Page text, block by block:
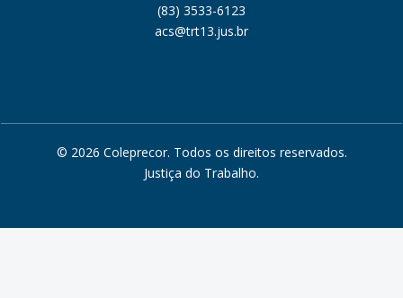
(83) 3533-6123
acs@trt13.jus.br
© 2026 Coleprecor. Todos os direitos reservados.
Justiça do Trabalho.